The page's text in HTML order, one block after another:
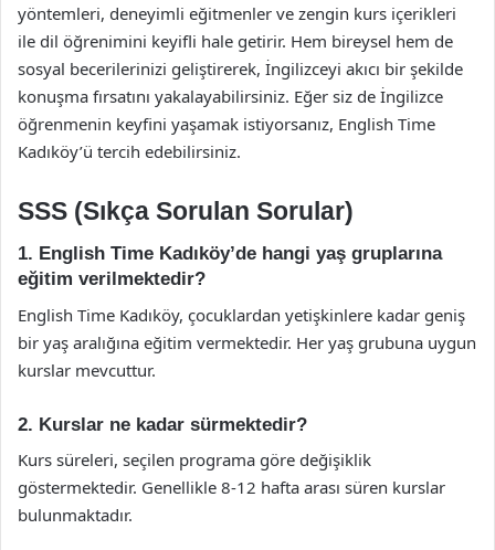
yöntemleri, deneyimli eğitmenler ve zengin kurs içerikleri
ile dil öğrenimini keyifli hale getirir. Hem bireysel hem de
sosyal becerilerinizi geliştirerek, İngilizceyi akıcı bir şekilde
konuşma fırsatını yakalayabilirsiniz. Eğer siz de İngilizce
öğrenmenin keyfini yaşamak istiyorsanız, English Time
Kadıköy’ü tercih edebilirsiniz.
SSS (Sıkça Sorulan Sorular)
1. English Time Kadıköy’de hangi yaş gruplarına
eğitim verilmektedir?
English Time Kadıköy, çocuklardan yetişkinlere kadar geniş
bir yaş aralığına eğitim vermektedir. Her yaş grubuna uygun
kurslar mevcuttur.
2. Kurslar ne kadar sürmektedir?
Kurs süreleri, seçilen programa göre değişiklik
göstermektedir. Genellikle 8-12 hafta arası süren kurslar
bulunmaktadır.